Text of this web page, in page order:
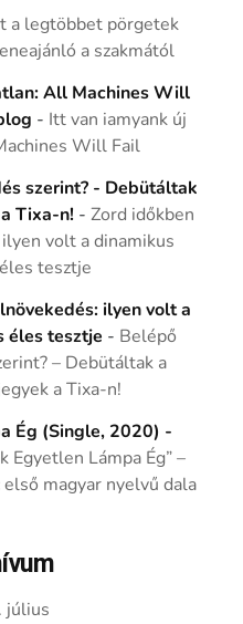
a legtöbbet pörgetek
a szakmától
All Machines Will
- Itt van iamyank új
Will Fail
szerint? - Debütáltak
Tixa-n! -Zord időkben
volt a dinamikus
tesztje
ilyen volt a
éles tesztje - Belépő
– Debütáltak a
a Tixa-n!
Ég (Single, 2020) -
Egyetlen Lámpa Ég” –
magyar nyelvű dala
július